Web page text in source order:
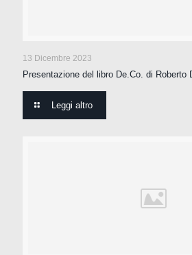
13 Dicembre 2023
Presentazione del libro De.Co. di Roberto
Leggi altro